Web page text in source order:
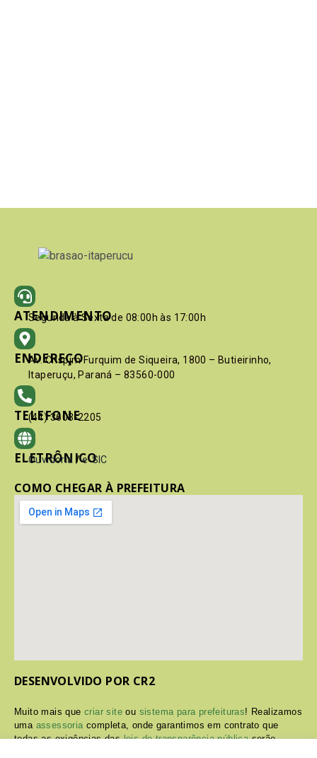
ATENDIMENTO
Segunda à Sexta de 08:00h às 17:00h
ENDEREÇO
Av. Crispim Furquim de Siqueira, 1800 – Butieirinho,
Itaperuçu, Paraná – 83560-000
TELEFONE
(41) 3603-2205
ELETRÔNICO
Ouvidoria / e-SIC
COMO CHEGAR À PREFEITURA
DESENVOLVIDO POR CR2
Muito mais quecriar site ou sistema para prefeituras! Realizamos
uma assessoria completa, onde garantimos em contrato que
todas as exigências dasleis de transparência públicaserão